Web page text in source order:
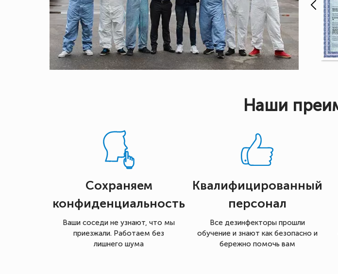
Наши
Сохраняем
конфиденциальность
Ваши соседи не узнают, что мы
приезжали. Работаем без
лишнего шума
Квалифицированный
персонал
Все дезинфекторы прошли
обучение и знают как безопасно и
бережно помочь вам